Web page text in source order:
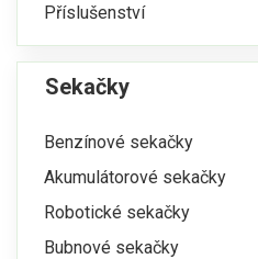
Příslušenství
Sekačky
Benzínové sekačky
Akumulátorové sekačky
Robotické sekačky
Bubnové sekačky